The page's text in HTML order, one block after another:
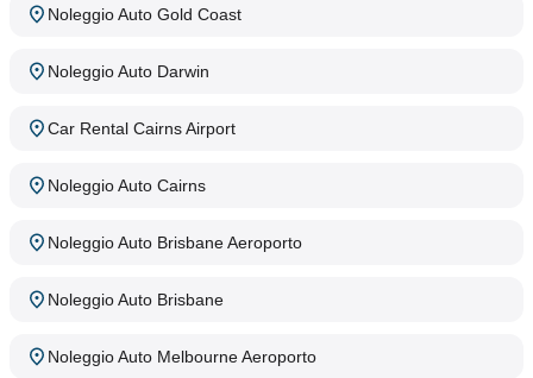
Noleggio Auto Gold Coast
Noleggio Auto Darwin
Car Rental Cairns Airport
Noleggio Auto Cairns
Noleggio Auto Brisbane Aeroporto
Noleggio Auto Brisbane
Noleggio Auto Melbourne Aeroporto